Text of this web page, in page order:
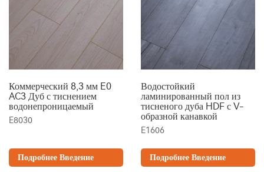
Коммерческий 8,3 мм E0
AC3 Дуб с тиснением
водонепроницаемый
E8030
Подробнее Введение
Водостойкий
ламинированный пол из
тисненого дуба HDF с V-
образной канавкой
E1606
Подробнее Введение